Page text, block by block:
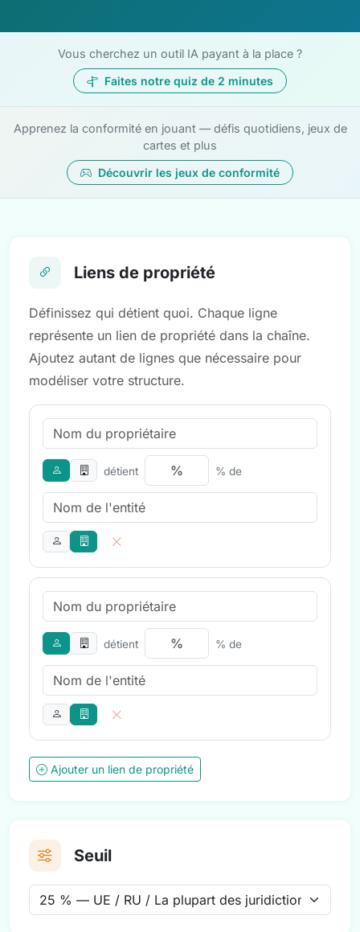
Vous cherchez un outil IA payant à la place ?
Faites notre quiz de 2 minutes
Apprenez la conformité en jouant — défis quotidiens, jeux de
cartes et plus
Découvrir les jeux de conformité
Liens de propriété
Définissez qui détient quoi. Chaque ligne
représente un lien de propriété dans la chaîne.
Ajoutez autant de lignes que nécessaire pour
modéliser votre structure.
détient % de
détient % de
Ajouter un lien de propriété
Seuil